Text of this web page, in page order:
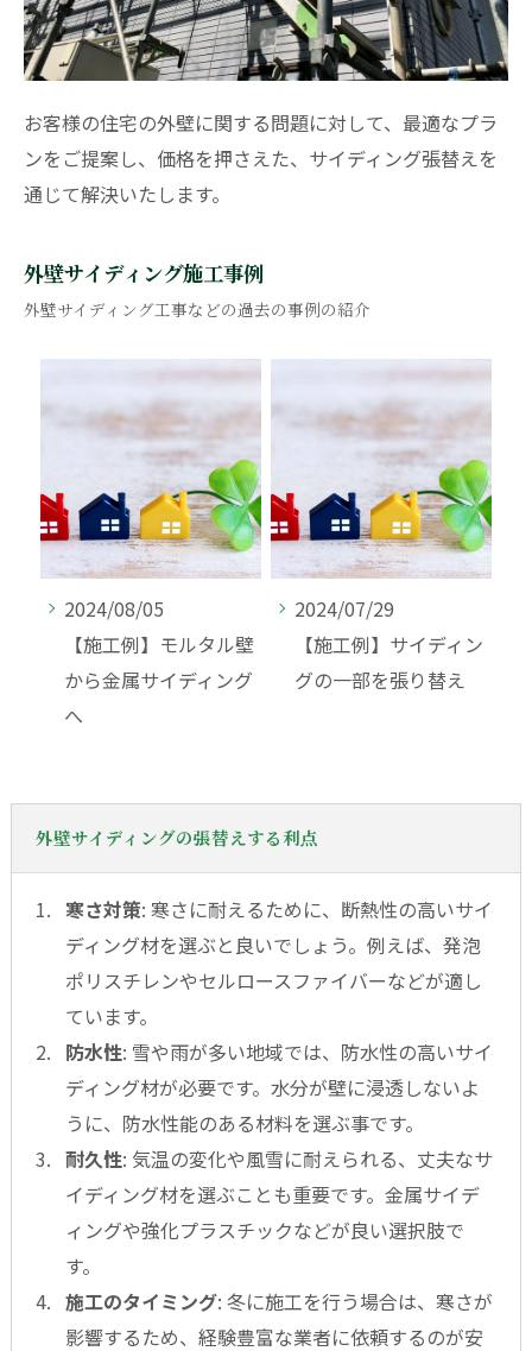
お客様の住宅の外壁に関する問題に対して、最適なプラ
ンをご提案し、価格を押さえた、サイディング張替えを
通じて解決いたします。
外壁サイディング施工事例
外壁サイディング工事などの過去の事例の紹介
2024/08/05
【施工例】モルタル壁
から金属サイディング
へ
2024/07/29
【施工例】サイディン
グの一部を張り替え
外壁サイディングの張替えする利点
寒さ対策: 寒さに耐えるために、断熱性の高いサイ
ディング材を選ぶと良いでしょう。例えば、発泡
ポリスチレンやセルロースファイバーなどが適し
ています。
防水性: 雪や雨が多い地域では、防水性の高いサイ
ディング材が必要です。水分が壁に浸透しないよ
うに、防水性能のある材料を選ぶ事です。
耐久性: 気温の変化や風雪に耐えられる、丈夫なサ
イディング材を選ぶことも重要です。金属サイデ
ィングや強化プラスチックなどが良い選択肢で
す。
施工のタイミング: 冬に施工を行う場合は、寒さが
影響するため、経験豊富な業者に依頼するのが安